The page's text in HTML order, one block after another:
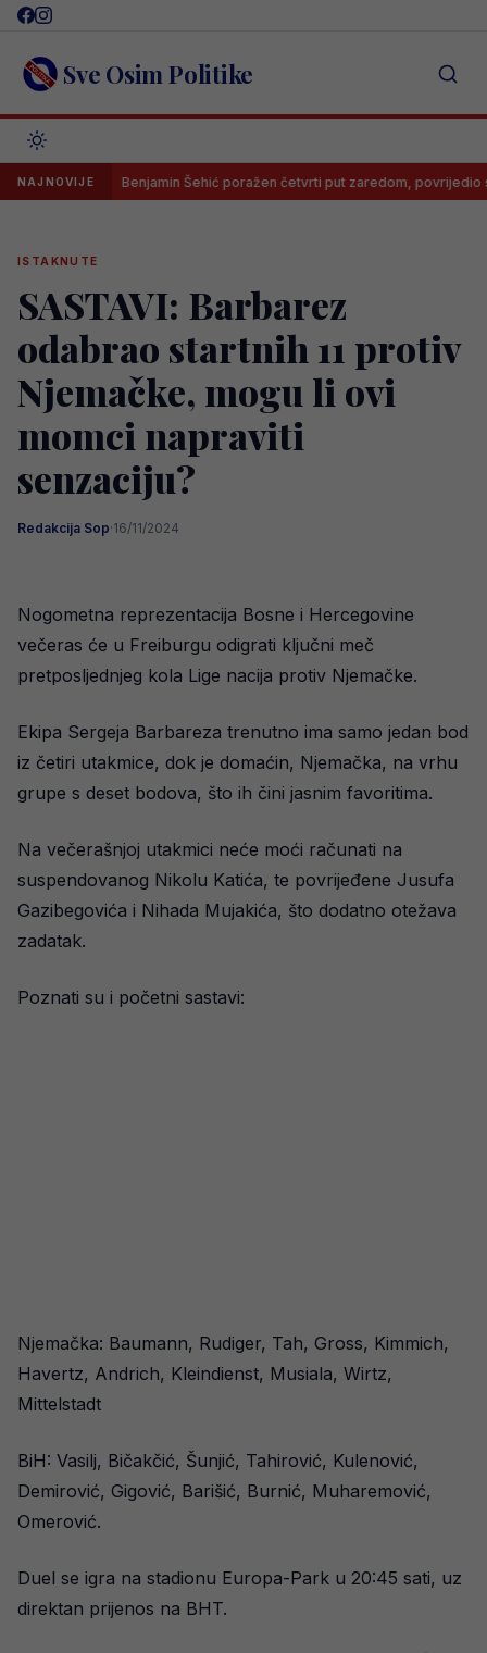
Skip
content Sve Osim Politike
NAJNOVIJEBenjamin Šehić poražen četvrti put zaredom, povrijedio se u
ISTAKNUTE
SASTAVI: Barbarez
odabrao startnih 11 protiv
Njemačke, mogu li ovi
momci napraviti
senzaciju?
Redakcija Sop·16/11/2024
Nogometna reprezentacija Bosne i Hercegovine
večeras će u Freiburgu odigrati ključni meč
pretposljednjeg kola Lige nacija protiv Njemačke.
Ekipa Sergeja Barbareza trenutno ima samo jedan bod
iz četiri utakmice, dok je domaćin, Njemačka, na vrhu
grupe s deset bodova, što ih čini jasnim favoritima.
Na večerašnjoj utakmici neće moći računati na
suspendovanog Nikolu Katića, te povrijeđene Jusufa
Gazibegovića i Nihada Mujakića, što dodatno otežava
zadatak.
Poznati su i početni sastavi:
Njemačka: Baumann, Rudiger, Tah, Gross, Kimmich,
Havertz, Andrich, Kleindienst, Musiala, Wirtz,
Mittelstadt
BiH: Vasilj, Bičakčić, Šunjić, Tahirović, Kulenović,
Demirović, Gigović, Barišić, Burnić, Muharemović,
Omerović.
Duel se igra na stadionu Europa-Park u 20:45 sati, uz
direktan prijenos na BHT.